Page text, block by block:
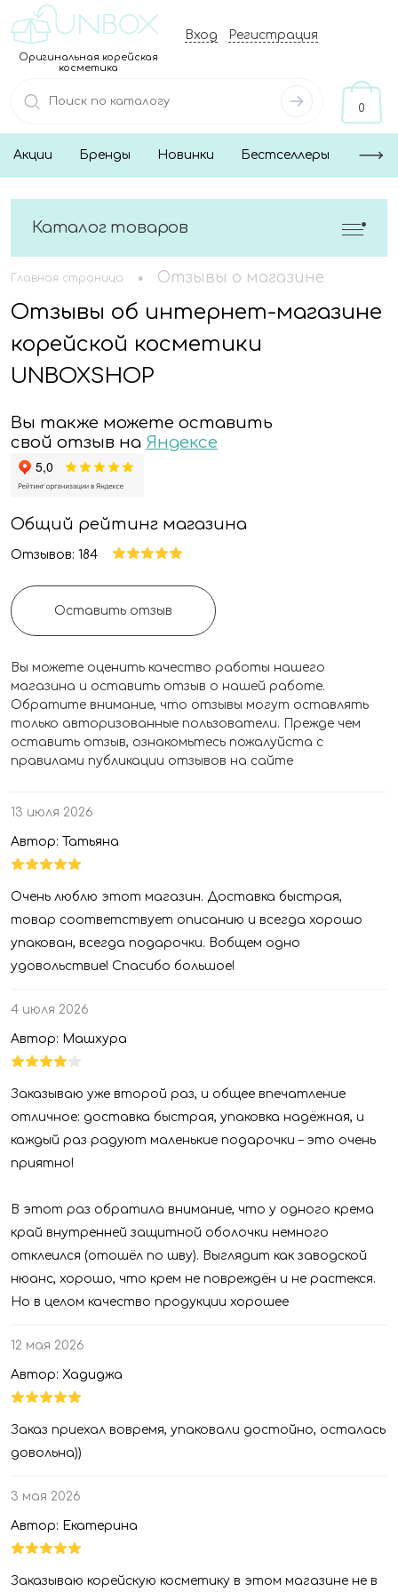
Оригинальная корейская
косметика
Вход Регистрация
0
Акции Бренды Новинки Бестселлеры
Каталог товаров
Главная страница • Отзывы о магазине
Отзывы об интернет-магазине
корейской косметики
UNBOXSHOP
Вы также можете оставить
свой отзыв на Яндексе
Общий рейтинг магазина
Отзывов: 184
Оставить отзыв
Вы можете оценить качество работы нашего
магазина и оставить отзыв о нашей работе.
Обратите внимание, что отзывы могут оставлять
только авторизованные пользователи. Прежде чем
оставить отзыв, ознакомьтесь пожалуйста с
правилами публикации отзывов на сайте
13 июля 2026
Автор: Татьяна
Очень люблю этот магазин. Доставка быстрая,
товар соответствует описанию и всегда хорошо
упакован, всегда подарочки. Вобщем одно
удовольствие! Спасибо большое!
4 июля 2026
Автор: Машхура
Заказываю уже второй раз, и общее впечатление
отличное: доставка быстрая, упаковка надёжная, и
каждый раз радуют маленькие подарочки – это очень
приятно!
В этот раз обратила внимание, что у одного крема
край внутренней защитной оболочки немного
отклеился (отошёл по шву). Выглядит как заводской
нюанс, хорошо, что крем не повреждён и не растекся.
Но в целом качество продукции хорошее
12 мая 2026
Автор: Хадиджа
Заказ приехал вовремя, упаковали достойно, осталась
довольна))
3 мая 2026
Автор: Екатерина
Заказываю корейскую косметику в этом магазине не в